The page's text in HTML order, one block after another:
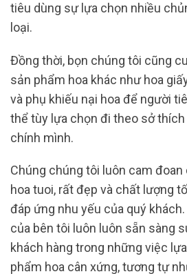
tiêu dùng sự lựa chọn nhiều
loại.
Đồng thời, bọn chúng tôi cũng
sản phẩm hoa khác như hoa
và phụ khiếu nại hoa để người
thể tùy lựa chọn đi theo sở thích
chính mình.
Chúng chúng tôi luôn cam
hoa tuoi, rất đẹp và chất lượng
đáp ứng nhu yếu của quý
của bên tôi luôn luôn sẵn sàng
khách hàng trong những việc
phẩm hoa cân xứng, tương tự